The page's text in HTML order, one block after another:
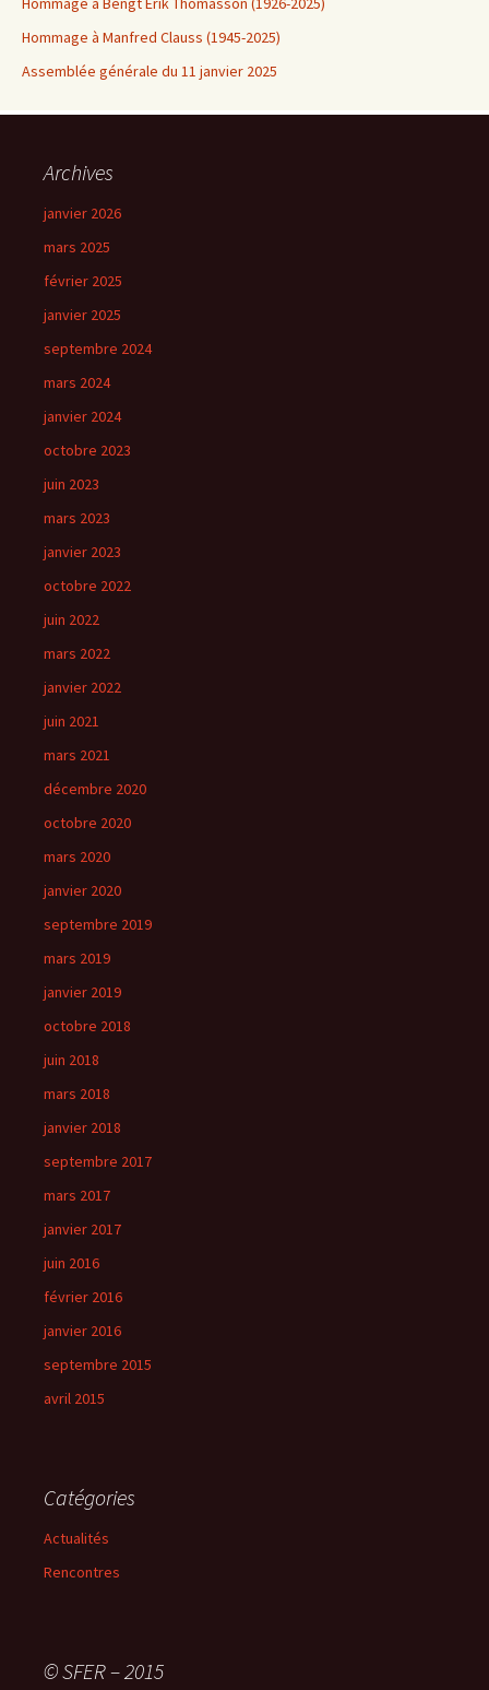
Hommage à Manfred Clauss (1945-2025)
Assemblée générale du 11 janvier 2025
Archives
janvier 2026
mars 2025
février 2025
janvier 2025
septembre 2024
mars 2024
janvier 2024
octobre 2023
juin 2023
mars 2023
janvier 2023
octobre 2022
juin 2022
mars 2022
janvier 2022
juin 2021
mars 2021
décembre 2020
octobre 2020
mars 2020
janvier 2020
septembre 2019
mars 2019
janvier 2019
octobre 2018
juin 2018
mars 2018
janvier 2018
septembre 2017
mars 2017
janvier 2017
juin 2016
février 2016
janvier 2016
septembre 2015
avril 2015
Catégories
Actualités
Rencontres
© SFER – 2015